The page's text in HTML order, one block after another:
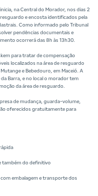
na Central do Morador, nos dias 2
e encosta identificados pela
Como informado pelo Tribunal
pendências documentais e
ocorrerá das 8h às 13h30.
para tratar de compensação
localizados na área de resguardo
e Bebedouro, em Maceió. A
Barra, e no local o morador tem
da área de resguardo.
de mudança, guarda-volume,
oferecidos gratuitamente para
também do definitivo
embalagem e transporte dos